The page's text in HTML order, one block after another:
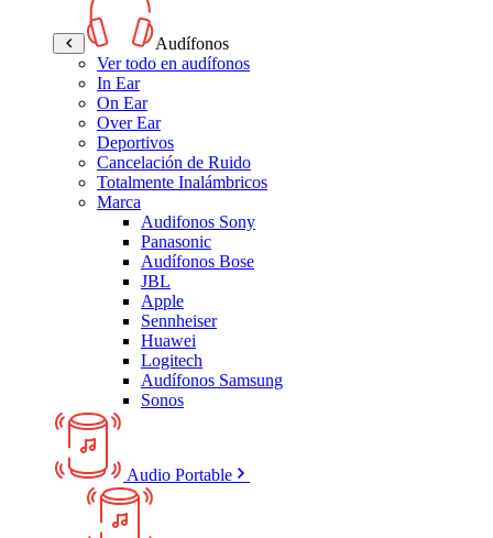
Audífonos
Ver todo en audífonos
In Ear
On Ear
Over Ear
Deportivos
Cancelación de Ruido
Totalmente Inalámbricos
Marca
Audifonos Sony
Panasonic
Audífonos Bose
JBL
Apple
Sennheiser
Huawei
Logitech
Audífonos Samsung
Sonos
Audio Portable